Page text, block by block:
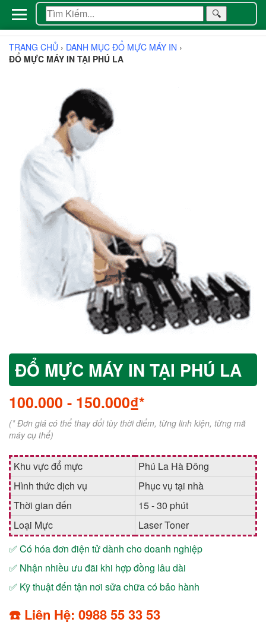
🔍
TRANG CHỦ › DANH MỤC ĐỔ MỰC MÁY IN ›
ĐỔ MỰC MÁY IN TẠI PHÚ LA
ĐỔ MỰC MÁY IN TẠI PHÚ LA
100.000 - 150.000₫*
(* Đơn giá có thể thay đổi tùy thời điểm, từng linh kiện, từng mã
máy cụ thể)
Khu vực đổ mực
Phú La Hà Đông
Hình thức dịch vụ
Phục vụ tại nhà
Thời gian đến
15 - 30 phút
Loại Mực
Laser Toner
✅ Có hóa đơn điện tử dành cho doanh nghiệp
✅ Nhận nhiều ưu đãi khi hợp đồng lâu dài
✅ Kỹ thuật đến tận nơi sửa chữa có bảo hành
☎️ Liên Hệ: 0988 55 33 53